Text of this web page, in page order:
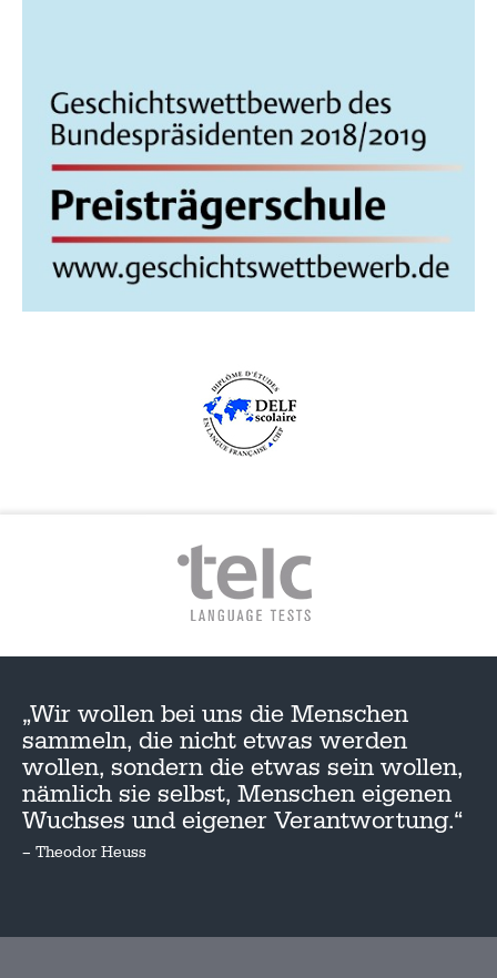
„Wir wollen bei uns die Menschen
sammeln, die nicht etwas werden
wollen, sondern die etwas sein wollen,
nämlich sie selbst, Menschen eigenen
Wuchses und eigener Verantwortung.“
– Theodor Heuss